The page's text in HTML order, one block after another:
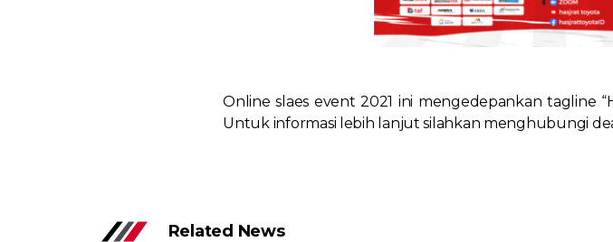
Online slaes event 2021 ini mengedepankan tagline
Untuk informasi lebih lanjut silahkan menghubungi
Related News